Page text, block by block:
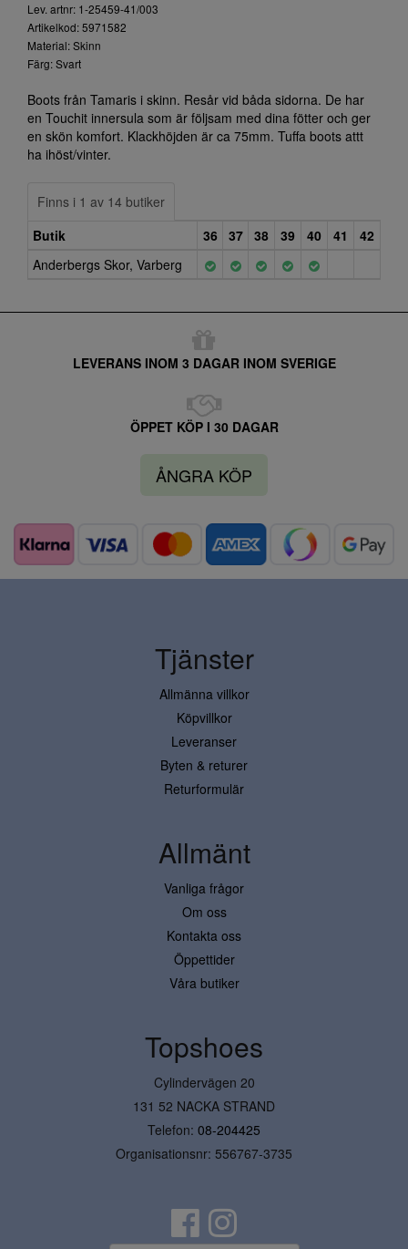
Lev. artnr: 1-25459-41/003
Artikelkod: 5971582
Material: Skinn
Färg: Svart
Boots från Tamaris i skinn. Resår vid båda sidorna. De har
en Touchit innersula som är följsam med dina fötter och ger
en skön komfort. Klackhöjden är ca 75mm. Tuffa boots attt
ha ihöst/vinter.
Finns i 1 av 14 butiker
Butik
36 37 38 39 40 41
42
Anderbergs Skor, Varberg
LEVERANS INOM 3 DAGAR INOM SVERIGE
ÖPPET KÖP I 30 DAGAR
ÅNGRA KÖP
Tjänster
Allmänna villkor
Köpvillkor
Leveranser
Byten & returer
Returformulär
Allmänt
Vanliga frågor
Om oss
Kontakta oss
Öppettider
Våra butiker
Topshoes
Cylindervägen 20
131 52 NACKA STRAND
Telefon: 08-204425
Organisationsnr: 556767-3735